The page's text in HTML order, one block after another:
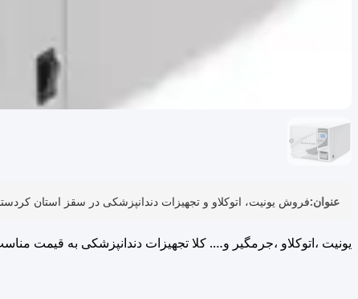
عنوان:فروش یونیت، اتوکلاو و تجهیزات دندانپزشکی در سقز استان
یونیت ،اتوکلاو ،جرمگیر و…. کلا تجهیزات دندانپزشکی به قیمت